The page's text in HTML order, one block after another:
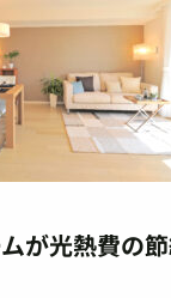
が光熱費の